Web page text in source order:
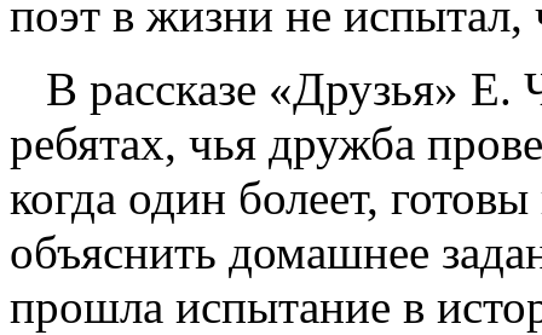
поэт в жизни не испытал,
В рассказе «Друзья» Е.
ребятах, чья дружба
когда один болеет,
объяснить домашнее
прошла испытание в